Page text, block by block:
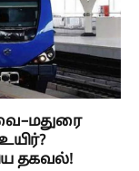
தகவல்!